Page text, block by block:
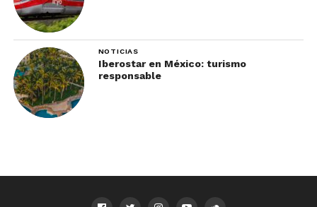
NOTICIAS
Iberostar en México: turismo
responsable